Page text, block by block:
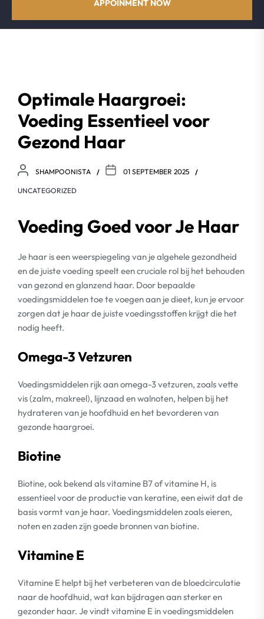
APPOINMENT NOW
Optimale Haargroei:
Voeding Essentieel voor
Gezond Haar
SHAMPOONISTA 01 SEPTEMBER 2025
UNCATEGORIZED
Voeding Goed voor Je Haar
Je haar is een weerspiegeling van je algehele gezondheid
en de juiste voeding speelt een cruciale rol bij het behouden
van gezond en glanzend haar. Door bepaalde
voedingsmiddelen toe te voegen aan je dieet, kun je ervoor
zorgen dat je haar de juiste voedingsstoffen krijgt die het
nodig heeft.
Omega-3 Vetzuren
Voedingsmiddelen rijk aan omega-3 vetzuren, zoals vette
vis (zalm, makreel), lijnzaad en walnoten, helpen bij het
hydrateren van je hoofdhuid en het bevorderen van
gezonde haargroei.
Biotine
Biotine, ook bekend als vitamine B7 of vitamine H, is
essentieel voor de productie van keratine, een eiwit dat de
basis vormt van je haar. Voedingsmiddelen zoals eieren,
noten en zaden zijn goede bronnen van biotine.
Vitamine E
Vitamine E helpt bij het verbeteren van de bloedcirculatie
naar de hoofdhuid, wat kan bijdragen aan sterker en
gezonder haar. Je vindt vitamine E in voedingsmiddelen